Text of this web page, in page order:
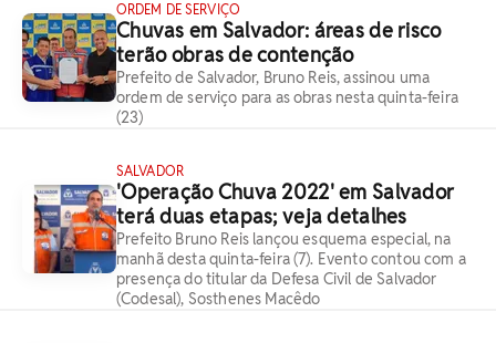
ORDEM DE SERVIÇO
Chuvas em Salvador: áreas de risco
terão obras de contenção
Prefeito de Salvador, Bruno Reis, assinou uma
ordem de serviço para as obras nesta quinta-feira
(23)
SALVADOR
'Operação Chuva 2022' em Salvador
terá duas etapas; veja detalhes
Prefeito Bruno Reis lançou esquema especial, na
manhã desta quinta-feira (7). Evento contou com a
presença do titular da Defesa Civil de Salvador
(Codesal), Sosthenes Macêdo